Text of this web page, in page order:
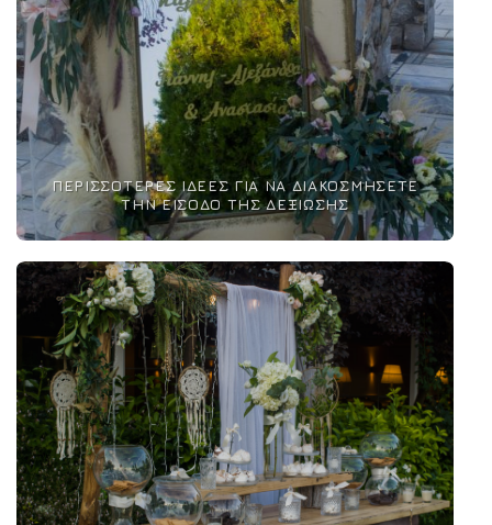
ΠΕΡΙΣΣΌΤΕΡΕΣ ΙΔΈΕΣ ΓΙΑ ΝΑ ΔΙΑΚΟΣΜΉΣΕΤΕ
ΤΗΝ ΕΊΣΟΔΟ ΤΗΣ ΔΕΞΊΩΣΗΣ